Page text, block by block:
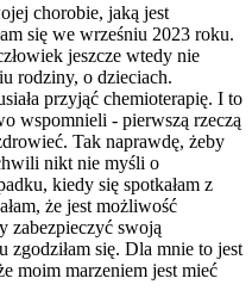
chorobie, jaką jest
się we wrześniu 2023 roku.
jeszcze wtedy nie
rodziny, o dzieciach.
przyjąć chemioterapię. I to
wspomnieli - pierwszą rzeczą
Tak naprawdę, żeby
nikt nie myśli o
kiedy się spotkałam z
że jest możliwość
zabezpieczyć swoją
zgodziłam się. Dla mnie to jest
moim marzeniem jest mieć